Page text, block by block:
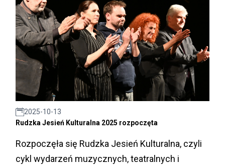
2025-10-13
Rudzka Jesień Kulturalna 2025 rozpoczęta
Rozpoczęła się Rudzka Jesień Kulturalna, czyli
cykl wydarzeń muzycznych, teatralnych i